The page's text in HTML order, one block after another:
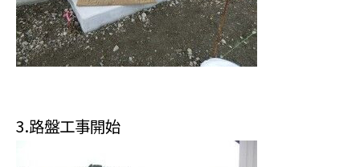
3.路盤工事開始